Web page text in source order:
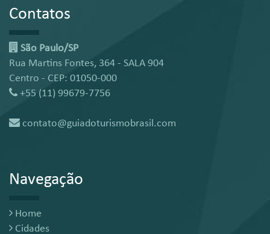
Contatos
São Paulo/SP
Rua Martins Fontes, 364 - SALA 904
Centro - CEP: 01050-000
+55 (11) 99679-7756
contato@guiadoturismobrasil.com
Navegação
Home
Cidades